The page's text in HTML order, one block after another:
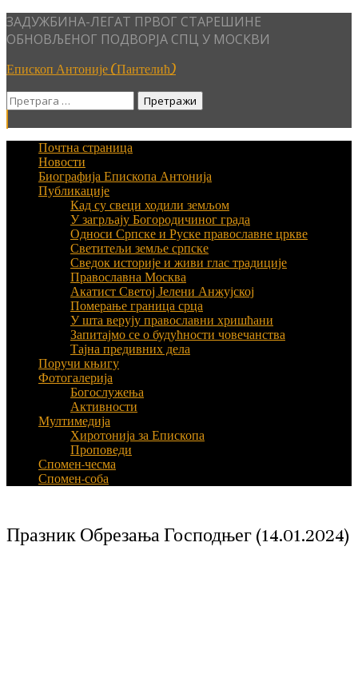
Skip
to
ЗАДУЖБИНА-ЛЕГАТ ПРВОГ СТАРЕШИНЕ
ОБНОВЉЕНОГ ПОДВОРЈА СПЦ У МОСКВИ
Епископ Антоније (Пантелић)
Претрага
Почтна страница
Новости
Биографија Епископа Антонија
Публикације
Кад су свеци ходили земљом
У загрљају Богородичиног града
Односи Српске и Руске православне цркве
Светитељи земље српске
Сведок историје и живи глас традиције
Православна Москва
Акатист Светој Јелени Анжујској
Померање граница срца
У шта верују православни хришћани
Запитајмо се о будућности човечанства
Тајна предивних дела
Поручи књигу
Фотогалерија
Богослужења
Активности
Мултимедија
Хиротонија за Епископа
Проповеди
Спомен-чесма
Спомен-соба
Празник Обрезања Господњег (14.01.2024)